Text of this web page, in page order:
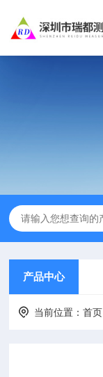
产品中心
当前位置：首页